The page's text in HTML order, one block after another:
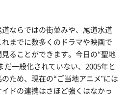
ならではの街並みや、尾道水道
までに数多くのドラマや映画で
ることができます。今日の“聖地
だ一般化されていない、2005年と
ため、現在の“ご当地アニメ"には
ドの連携はさほど強くはなかっ